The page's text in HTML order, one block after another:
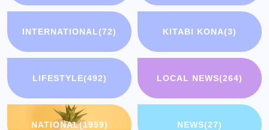
INTERNATIONAL(72) KITABI KONA(3)
LIFESTYLE(492) LOCAL NEWS(264)
NATIONAL(1959) NEWS(27)